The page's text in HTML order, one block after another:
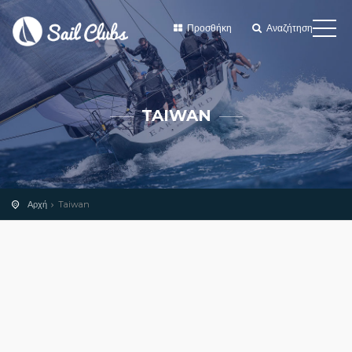
Προσθήκη Αναζήτηση
TAIWAN
Αρχή Taiwan